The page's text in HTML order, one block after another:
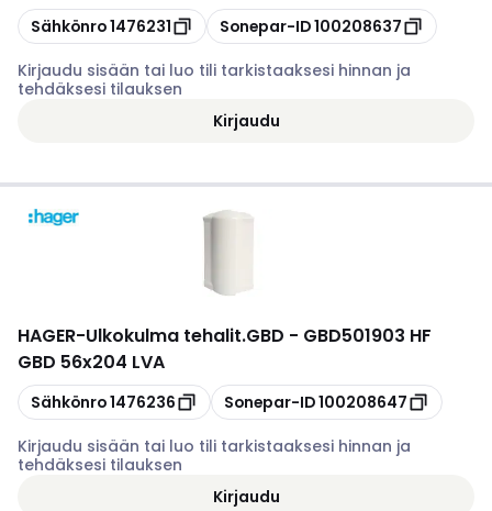
Kopioi
Sähkönro1476231 Kopioi
Sonepar-ID100208637
Kirjaudu sisään tai luo tili tarkistaaksesi hinnan ja
tehdäksesi tilauksen
Kirjaudu
HAGER-Ulkokulma tehalit.GBD - GBD501903 HF
GBD 56x204 LVA
Kopioi
Sähkönro1476236 Kopioi
Sonepar-ID100208647
Kirjaudu sisään tai luo tili tarkistaaksesi hinnan ja
tehdäksesi tilauksen
Kirjaudu